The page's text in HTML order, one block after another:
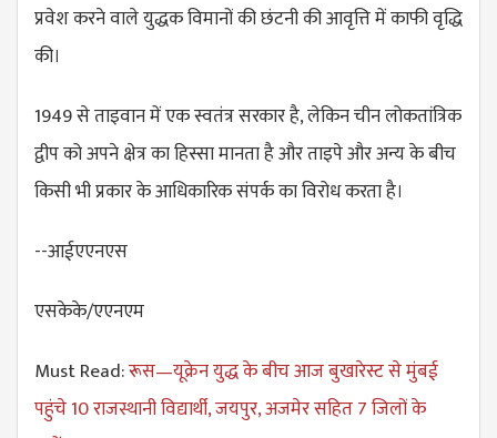
प्रवेश करने वाले युद्धक विमानों की छंटनी की आवृत्ति में काफी वृद्धि
की।
1949 से ताइवान में एक स्वतंत्र सरकार है, लेकिन चीन लोकतांत्रिक
द्वीप को अपने क्षेत्र का हिस्सा मानता है और ताइपे और अन्य के बीच
किसी भी प्रकार के आधिकारिक संपर्क का विरोध करता है।
--आईएएनएस
एसकेके/एएनएम
Must Read:रूस—यूक्रेन युद्ध के बीच आज बुखारेस्ट से मुंबई
पहुंचे 10 राजस्थानी विद्यार्थी, जयपुर, अजमेर सहित 7 जिलों के